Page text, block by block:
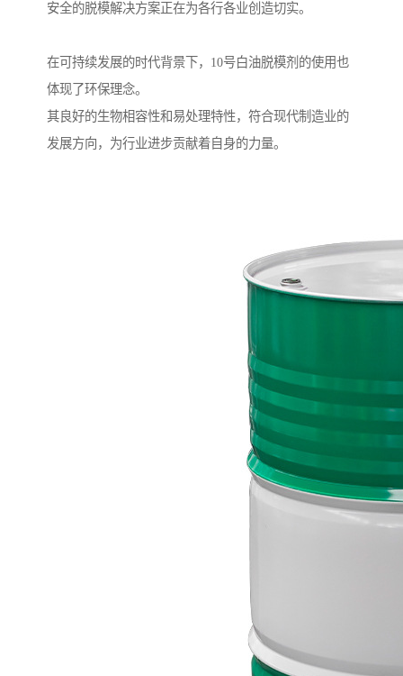
安全的脱模解决方案正在为各行各业创造切实。
在可持续发展的时代背景下，10号白油脱模剂的使用也
体现了环保理念。
其良好的生物相容性和易处理特性，符合现代制造业的
发展方向，为行业进步贡献着自身的力量。